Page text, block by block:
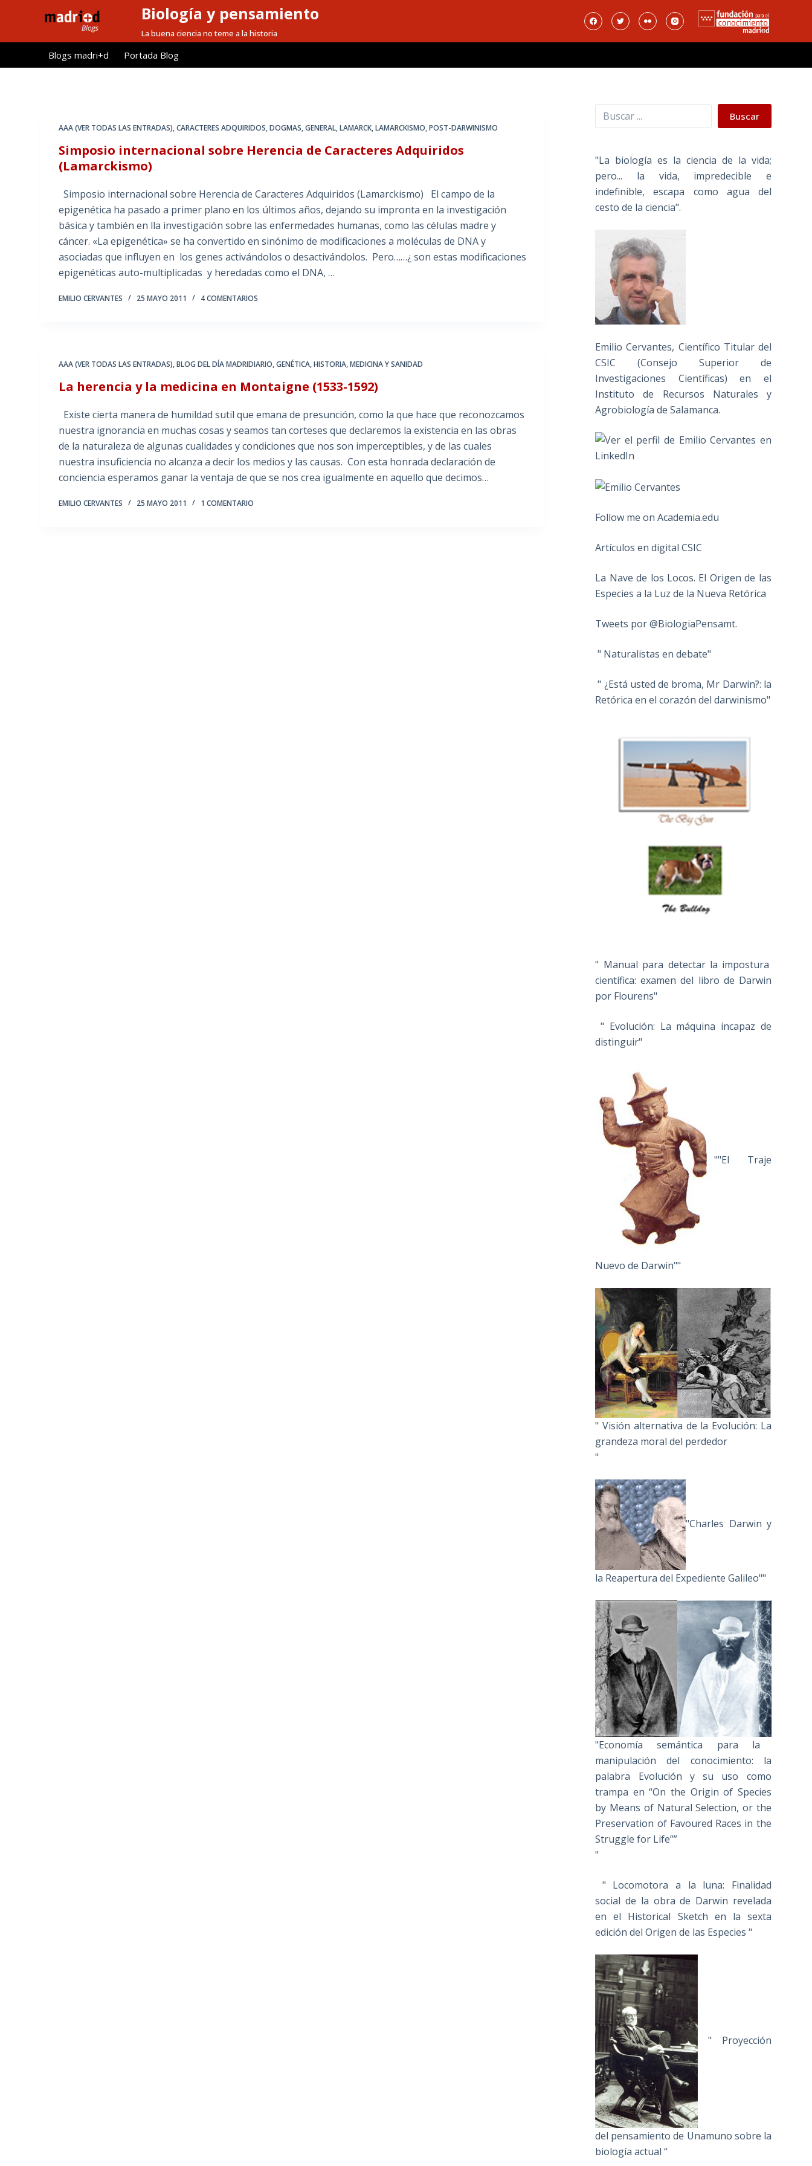
l
Biología y pensamiento
La buena ciencia no teme a la historia
Blogs madri+d Portada Blog
AAA (VER TODAS LAS ENTRADAS),CARACTERES ADQUIRIDOS,DOGMAS,GENERAL,LAMARCK,LAMARCKISMO,POST-DARWINISMO
Simposio internacional sobre Herencia de Caracteres Adquiridos
(Lamarckismo)
Simposio internacional sobre Herencia de Caracteres Adquiridos (Lamarckismo) El campo de la
epigenética ha pasado a primer plano en los últimos años, dejando su impronta en la investigación
básica y también en lla investigación sobre las enfermedades humanas, como las células madre y
cáncer. «La epigenética» se ha convertido en sinónimo de modificaciones a moléculas de DNA y
asociadas que influyen en los genes activándolos o desactivándolos. Pero……¿ son estas modificaciones
epigenéticas auto-multiplicadas y heredadas como el DNA, …
EMILIO CERVANTES 25 MAYO 2011 4 COMENTARIOS
AAA (VER TODAS LAS ENTRADAS),BLOG DEL DÍA MADRIDIARIO,GENÉTICA,HISTORIA,MEDICINA Y SANIDAD
La herencia y la medicina en Montaigne (1533-1592)
Existe cierta manera de humildad sutil que emana de presunción, como la que hace que reconozcamos
nuestra ignorancia en muchas cosas y seamos tan corteses que declaremos la existencia en las obras
de la naturaleza de algunas cualidades y condiciones que nos son imperceptibles, y de las cuales
nuestra insuficiencia no alcanza a decir los medios y las causas. Con esta honrada declaración de
conciencia esperamos ganar la ventaja de que se nos crea igualmente en aquello que decimos…
EMILIO CERVANTES 25 MAYO 2011 1 COMENTARIO
Buscar Buscar
"La biología es la ciencia de la vida;
pero... la vida, impredecible e
indefinible, escapa como agua del
cesto de la ciencia".
Emilio Cervantes, Científico Titular del
CSIC (Consejo Superior de
Investigaciones Científicas) en el
Instituto de Recursos Naturales y
Agrobiología de Salamanca.
Follow me on Academia.edu
Artículos en digital CSIC
La Nave de los Locos. El Origen de las
Especies a la Luz de la Nueva Retórica
Tweets por @BiologiaPensamt.
" Naturalistas en debate"
" ¿Está usted de broma, Mr Darwin?: la
Retórica en el corazón del darwinismo"
" Manual para detectar la impostura
científica: examen del libro de Darwin
por Flourens"
" Evolución: La máquina incapaz de
distinguir"
""El Traje
Nuevo de Darwin""
" Visión alternativa de la Evolución: La
grandeza moral del perdedor
"
"Charles Darwin y
la Reapertura del Expediente Galileo""
"Economía semántica para la
manipulación del conocimiento: la
palabra Evolución y su uso como
trampa en “On the Origin of Species
by Means of Natural Selection, or the
Preservation of Favoured Races in the
Struggle for Life””
"
" Locomotora a la luna: Finalidad
social de la obra de Darwin revelada
en el Historical Sketch en la sexta
edición del Origen de las Especies "
" Proyección
del pensamiento de Unamuno sobre la
biología actual “